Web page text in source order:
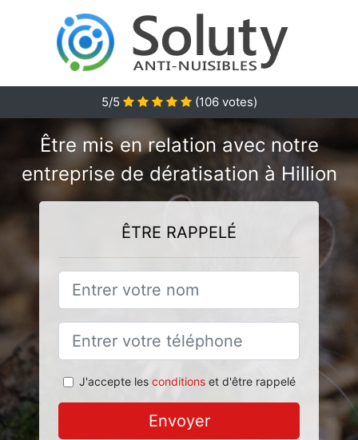
5/5 (106votes)
Être mis en relation avec notre
entreprise de dératisation à Hillion
ÊTRE RAPPELÉ
J'accepte les conditionset d'être rappelé
Envoyer